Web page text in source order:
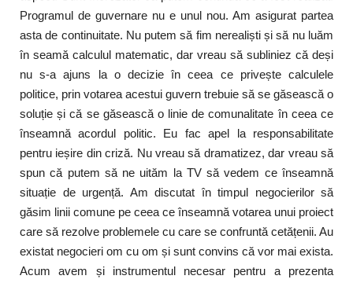
Programul de guvernare nu e unul nou. Am asigurat partea
asta de continuitate. Nu putem să fim nerealiști și să nu luăm
în seamă calculul matematic, dar vreau să subliniez că deși
nu s-a ajuns la o decizie în ceea ce privește calculele
politice, prin votarea acestui guvern trebuie să se găsească o
soluție și că se găsească o linie de comunalitate în ceea ce
înseamnă acordul politic. Eu fac apel la responsabilitate
pentru ieșire din criză. Nu vreau să dramatizez, dar vreau să
spun că putem să ne uităm la TV să vedem ce înseamnă
situație de urgență. Am discutat în timpul negocierilor să
găsim linii comune pe ceea ce înseamnă votarea unui proiect
care să rezolve problemele cu care se confruntă cetățenii. Au
existat negocieri om cu om și sunt convins că vor mai exista.
Acum avem și instrumentul necesar pentru a prezenta